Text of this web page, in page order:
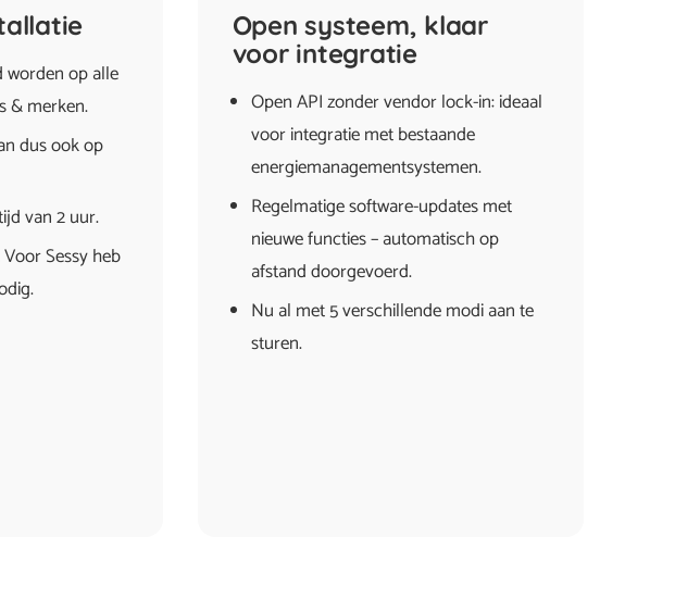
worden op alle
& merken.
dus ook op
van 2 uur.
Sessy heb
Open systeem, klaar
voor integratie
Open API zonder vendor lock-in: ideaal
voor integratie met bestaande
energiemanagementsystemen.
Regelmatige software-updates met
nieuwe functies – automatisch op
afstand doorgevoerd.
Nu al met 5 verschillende modi aan te
sturen.